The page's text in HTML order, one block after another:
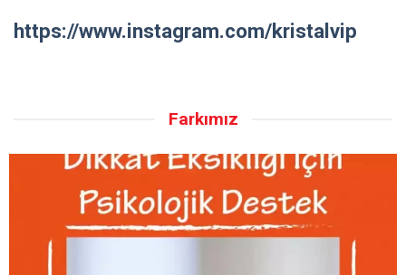
https://www.instagram.com/kristalvip
Farkımız